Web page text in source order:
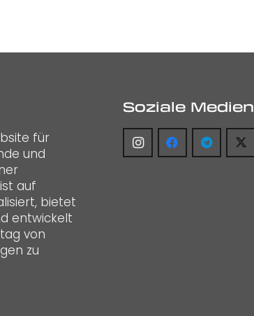
für
und
auf
bietet
entwickelt
von
zu
Soziale Medien